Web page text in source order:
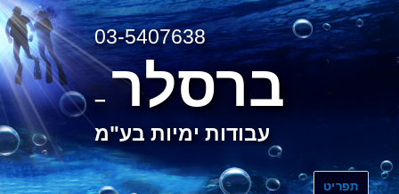
03-5407638
ברסלר –
עבודות ימיות בע"מ
תפריט